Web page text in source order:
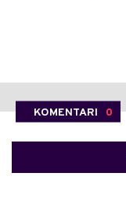
KOMENTARI 0